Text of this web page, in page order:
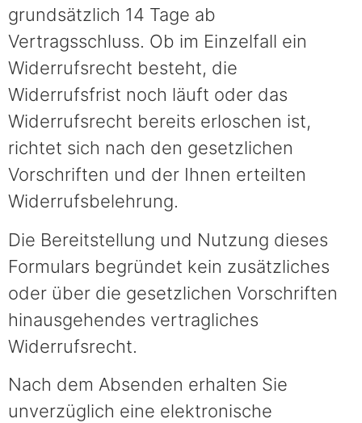
grundsätzlich 14 Tage ab
Vertragsschluss. Ob im Einzelfall ein
Widerrufsrecht besteht, die
Widerrufsfrist noch läuft oder das
Widerrufsrecht bereits erloschen ist,
richtet sich nach den gesetzlichen
Vorschriften und der Ihnen erteilten
Widerrufsbelehrung.
Die Bereitstellung und Nutzung dieses
Formulars begründet kein zusätzliches
oder über die gesetzlichen Vorschriften
hinausgehendes vertragliches
Widerrufsrecht.
Nach dem Absenden erhalten Sie
unverzüglich eine elektronische